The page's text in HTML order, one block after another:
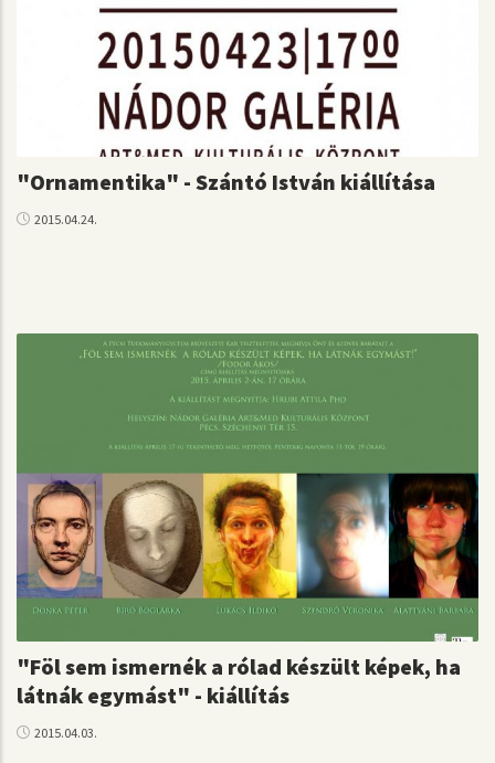
"Ornamentika" - Szántó István kiállítása
2015.04.24.
"Föl sem ismernék a rólad készült képek, ha
látnák egymást" - kiállítás
2015.04.03.